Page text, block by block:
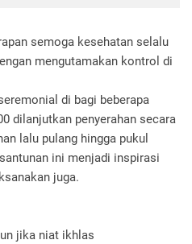
semoga kesehatan selalu
mengutamakan kontrol di
di bagi beberapa
dilanjutkan penyerahan secara
lalu pulang hingga pukul
ini menjadi inspirasi
juga.
jika niat ikhlas